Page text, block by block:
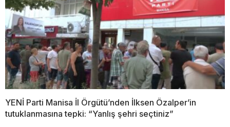
YENİ Parti Manisa İl Örgütü’nden İlksen Özalper’in
tutuklanmasına tepki: “Yanlış şehri seçtiniz”